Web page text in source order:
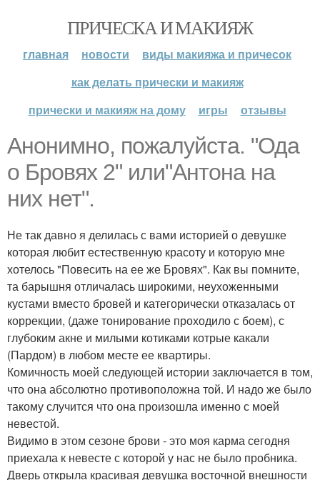
ПРИЧЕСКА И МАКИЯЖ
главная новости
виды макияжа и причесок
как делать прически и макияж
прически и макияж на дому
игры отзывы
Анонимно, пожалуйста. "Ода
о Бровях 2" или"Антона на
них нет".
Не так давно я делилась с вами историей о девушке
которая любит естественную красоту и которую мне
хотелось "Повесить на ее же Бровях". Как вы помните,
та барышня отличалась широкими, неухоженными
кустами вместо бровей и категорически отказалась от
коррекции, (даже тонирование проходило с боем), с
глубоким акне и милыми котиками котрые какали
(Пардом) в любом месте ее квартиры.
Комичность моей следующей истории заключается в том,
что она абсолютно противоположна той. И надо же было
такому случится что она произошла именно с моей
невестой.
Видимо в этом сезоне брови - это моя карма сегодня
приехала к невесте с которой у нас не было пробника.
Дверь открыла красивая девушка восточной внешности